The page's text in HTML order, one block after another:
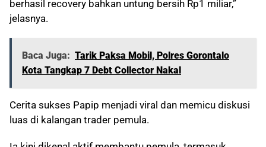
berhasil recovery bahkan untung bersih Rp1 miliar,”
jelasnya.
Baca Juga: Tarik Paksa Mobil, Polres Gorontalo
Kota Tangkap 7 Debt Collector Nakal
Cerita sukses Papip menjadi viral dan memicu diskusi
luas di kalangan trader pemula.